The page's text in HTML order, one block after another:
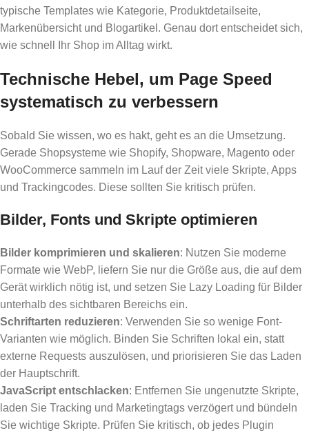
typische Templates wie Kategorie, Produktdetailseite,
Markenübersicht und Blogartikel. Genau dort entscheidet sich,
wie schnell Ihr Shop im Alltag wirkt.
Technische Hebel, um Page Speed
systematisch zu verbessern
Sobald Sie wissen, wo es hakt, geht es an die Umsetzung.
Gerade Shopsysteme wie Shopify, Shopware, Magento oder
WooCommerce sammeln im Lauf der Zeit viele Skripte, Apps
und Trackingcodes. Diese sollten Sie kritisch prüfen.
Bilder, Fonts und Skripte optimieren
Bilder komprimieren und skalieren: Nutzen Sie moderne
Formate wie WebP, liefern Sie nur die Größe aus, die auf dem
Gerät wirklich nötig ist, und setzen Sie Lazy Loading für Bilder
unterhalb des sichtbaren Bereichs ein.
Schriftarten reduzieren: Verwenden Sie so wenige Font-
Varianten wie möglich. Binden Sie Schriften lokal ein, statt
externe Requests auszulösen, und priorisieren Sie das Laden
der Hauptschrift.
JavaScript entschlacken: Entfernen Sie ungenutzte Skripte,
laden Sie Tracking und Marketingtags verzögert und bündeln
Sie wichtige Skripte. Prüfen Sie kritisch, ob jedes Plugin